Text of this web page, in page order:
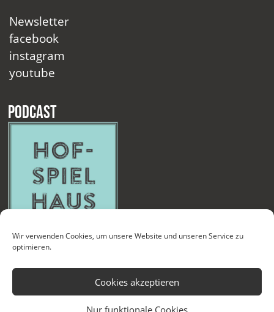
Wir verwenden Cookies, um unsere Website und unseren Service zu
optimieren.
Cookies akzeptieren
Nur funktionale Cookies
Newsletter
facebook
instagram
youtube
Podcast